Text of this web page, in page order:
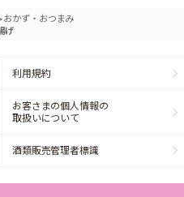
おかず・おつまみ
げ
利用規約
お客さまの個人情報の
取扱いについて
酒類販売管理者標識